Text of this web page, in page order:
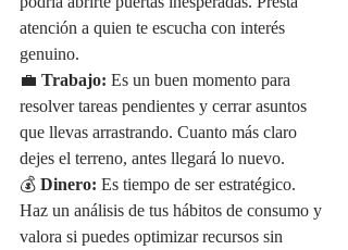
atención a quien te escucha con interés
genuino.
💼 Trabajo: Es un buen momento para
resolver tareas pendientes y cerrar asuntos
que llevas arrastrando. Cuanto más claro
dejes el terreno, antes llegará lo nuevo.
💰 Dinero: Es tiempo de ser estratégico.
Haz un análisis de tus hábitos de consumo y
valora si puedes optimizar recursos sin